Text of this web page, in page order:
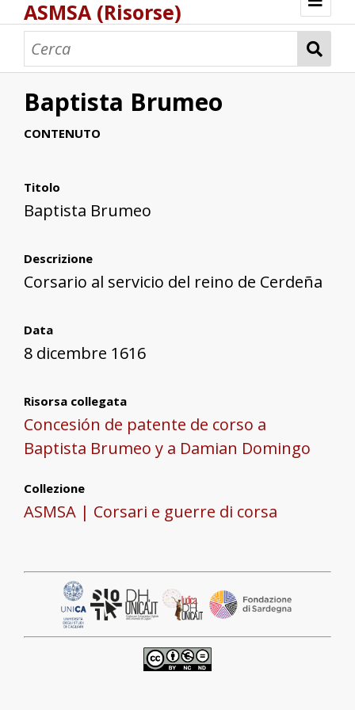
ASMSA (Risorse)
Benvenuto
Bastimenti
Carte e mappe
Corsari
Pesca e pescatori
Pesca e pescatori di corallo
Peschiere
Porti e scali marittimi
Portolani
Saline
Schiavi
Torri costiere
ASMSA - Atlante digitale di Storia Marittima
Fonti archivistiche
Baptista Brumeo
CONTENUTO
Titolo
Baptista Brumeo
Descrizione
Corsario al servicio del reino de Cerdeña
Data
8 dicembre 1616
Risorsa collegata
Concesión de patente de corso a
Baptista Brumeo y a Damian Domingo
Collezione
ASMSA | Corsari e guerre di corsa